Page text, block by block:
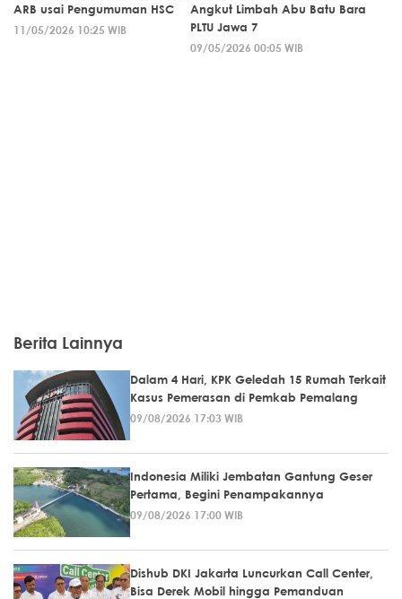
ARB usai Pengumuman HSC
11/05/2026 10:25 WIB
Angkut Limbah Abu Batu Bara
PLTU Jawa 7
09/05/2026 00:05 WIB
Berita Lainnya
Dalam 4 Hari, KPK Geledah 15 Rumah Terkait
Kasus Pemerasan di Pemkab Pemalang
09/08/2026 17:03 WIB
Indonesia Miliki Jembatan Gantung Geser
Pertama, Begini Penampakannya
09/08/2026 17:00 WIB
Dishub DKI Jakarta Luncurkan Call Center,
Bisa Derek Mobil hingga Pemanduan